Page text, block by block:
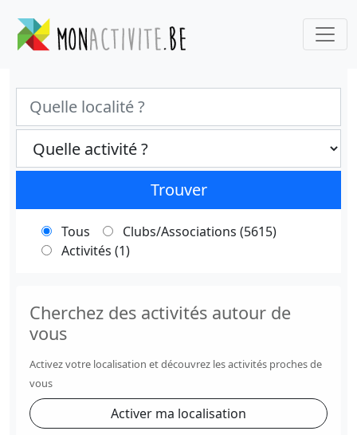
Trouver
Tous
Clubs/Associations (5615)
Activités (1)
Cherchez des activités autour de
vous
Activez votre localisation et découvrez les activités proches de
vous
Activer ma localisation